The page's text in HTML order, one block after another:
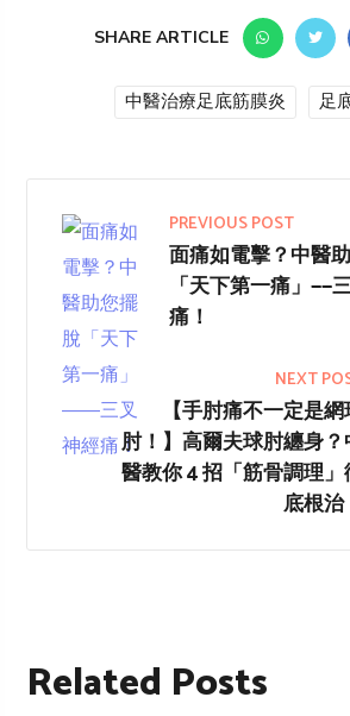
SHARE ARTICLE
中醫治療足底筋膜炎 足
PREVIOUS POST
面痛如電擊？中醫
「天下第一痛」——
痛！
NEXT
【手肘痛不一定是
肘！】高爾夫球肘纏身？
醫教你 4 招「筋骨調理」
底根治
Related Posts